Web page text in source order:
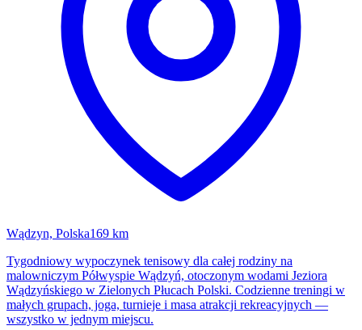
Wądzyn, Polska169 km
Tygodniowy wypoczynek tenisowy dla całej rodziny na
malowniczym Półwyspie Wądzyń, otoczonym wodami Jeziora
Wądzyńskiego w Zielonych Płucach Polski. Codzienne treningi w
małych grupach, joga, turnieje i masa atrakcji rekreacyjnych —
wszystko w jednym miejscu.